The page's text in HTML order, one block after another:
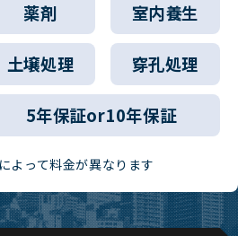
薬剤 室内養生
土壌処理 穿孔処理
5年保証or10年保証
よって料金が異なります